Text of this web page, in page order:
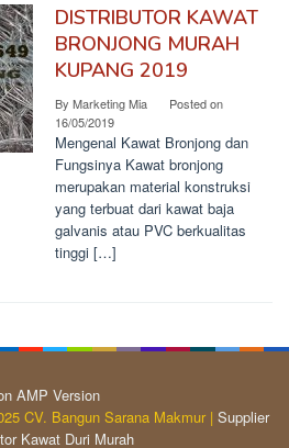
DISTRIBUTOR KAWAT
BRONJONG MURAH
KUPANG 2019
By Marketing Mia
Posted on
16/05/2019
Mengenal Kawat Bronjong dan
Fungsinya Kawat bronjong
merupakan material konstruksi
yang terbuat dari kawat baja
galvanis atau PVC berkualitas
tinggi […]
AMP Version
CV. Bangun Sarana Makmur | Supplier
Kawat Duri Murah